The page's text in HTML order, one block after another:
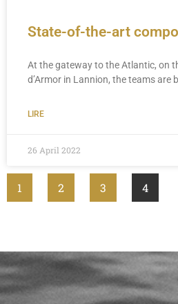
State-of-the-art
At the gateway to the Atlantic, on
d’Armor in Lannion, the teams are
LIRE
26 April 2022
1 2 3 4